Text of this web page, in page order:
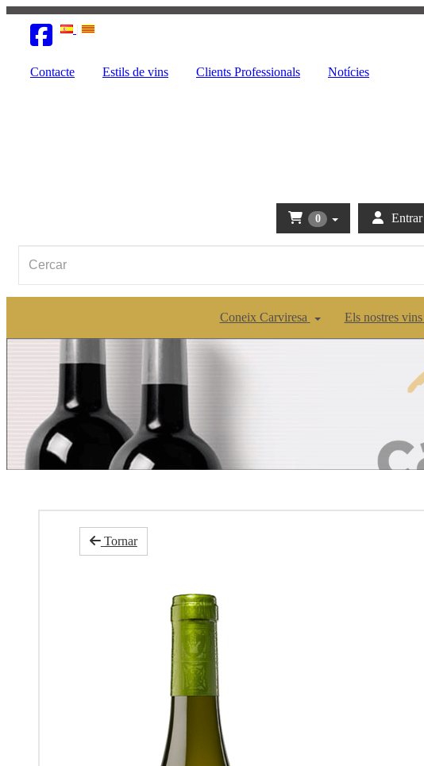
Contacte Estils de vins Clients Professionals Notícies
0 Entrar
Coneix Carviresa Els nostres vins
Tornar